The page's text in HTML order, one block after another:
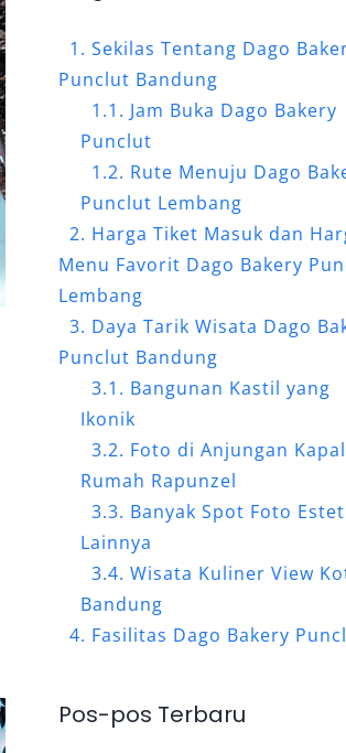
Sekilas Tentang Dago
Punclut Bandung
Jam Buka Dago Bakery
Punclut
Rute Menuju Dago
Punclut Lembang
Harga Tiket Masuk dan
Menu Favorit Dago Bakery
Lembang
Daya Tarik Wisata Dago
Punclut Bandung
Bangunan Kastil yang
Ikonik
Foto di Anjungan
Rumah Rapunzel
Banyak Spot Foto
Lainnya
Wisata Kuliner View
Bandung
Fasilitas Dago Bakery
Pos-pos Terbaru